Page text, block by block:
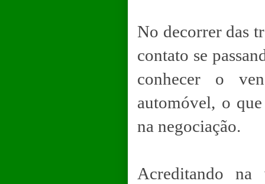
No decorrer das
contato se
conhecer o
automóvel, o
na negociação.
Acreditando na